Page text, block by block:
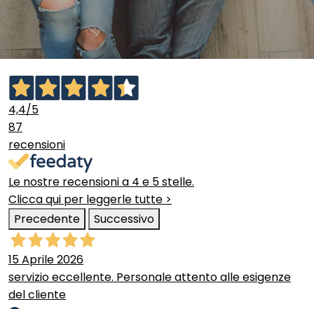
4,4/5
87
recensioni
Le nostre recensioni a 4 e 5 stelle.
Clicca qui per leggerle tutte >
Precedente
Successivo
15 Aprile 2026
servizio eccellente. Personale attento alle esigenze
del cliente